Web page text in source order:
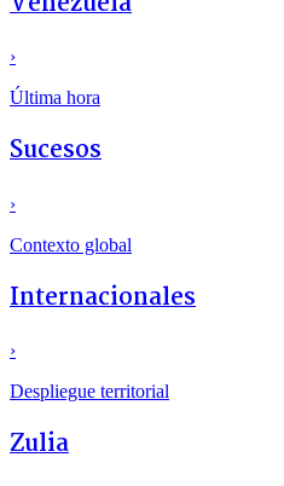
›
Última hora
Sucesos
›
Contexto global
Internacionales
›
Despliegue territorial
Zulia